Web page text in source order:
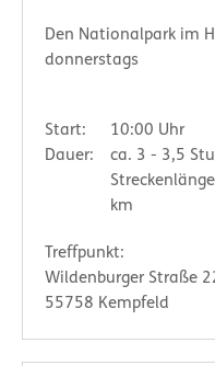
Den Nationalpark im
donnerstags
Start:
10:00 Uhr
Dauer:
ca. 3 - 3,5
km
Treffpunkt:
Wildenburger Straße
55758 Kempfeld